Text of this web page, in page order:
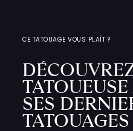
CE TATOUAGE VOUS PLAÎT ?
SES
TATOUAGES